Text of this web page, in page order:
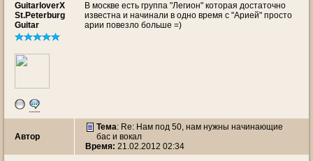
GuitarloverX
St.Peterburg
Guitar
В москве есть группа "Легион" которая достаточно
известна и начинали в одно время с "Арией" просто
арии повезло больше =)
Автор
Тема: Re: Нам под 50, нам нужны начинающие
бас и вокал
Время: 21.02.2012 02:34